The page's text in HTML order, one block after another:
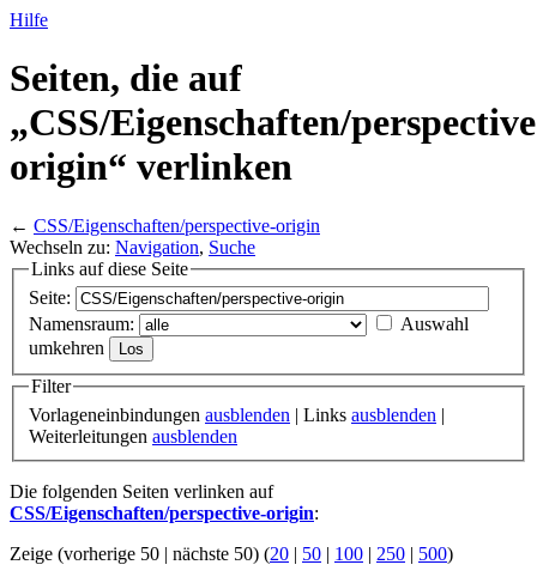
Hilfe
Seiten, die auf
„CSS/Eigenschaften/
origin“ verlinken
← CSS/Eigenschaften/perspective-origin
Wechseln zu: Navigation, Suche
Links auf diese Seite
Seite:
Namensraum:
Auswahl
umkehren
Filter
Vorlageneinbindungen ausblenden | Links ausblenden |
Weiterleitungen ausblenden
Die folgenden Seiten verlinken auf
CSS/Eigenschaften/perspective-origin:
Zeige (vorherige 50 | nächste 50) (20 | 50 | 100 | 250 | 500)